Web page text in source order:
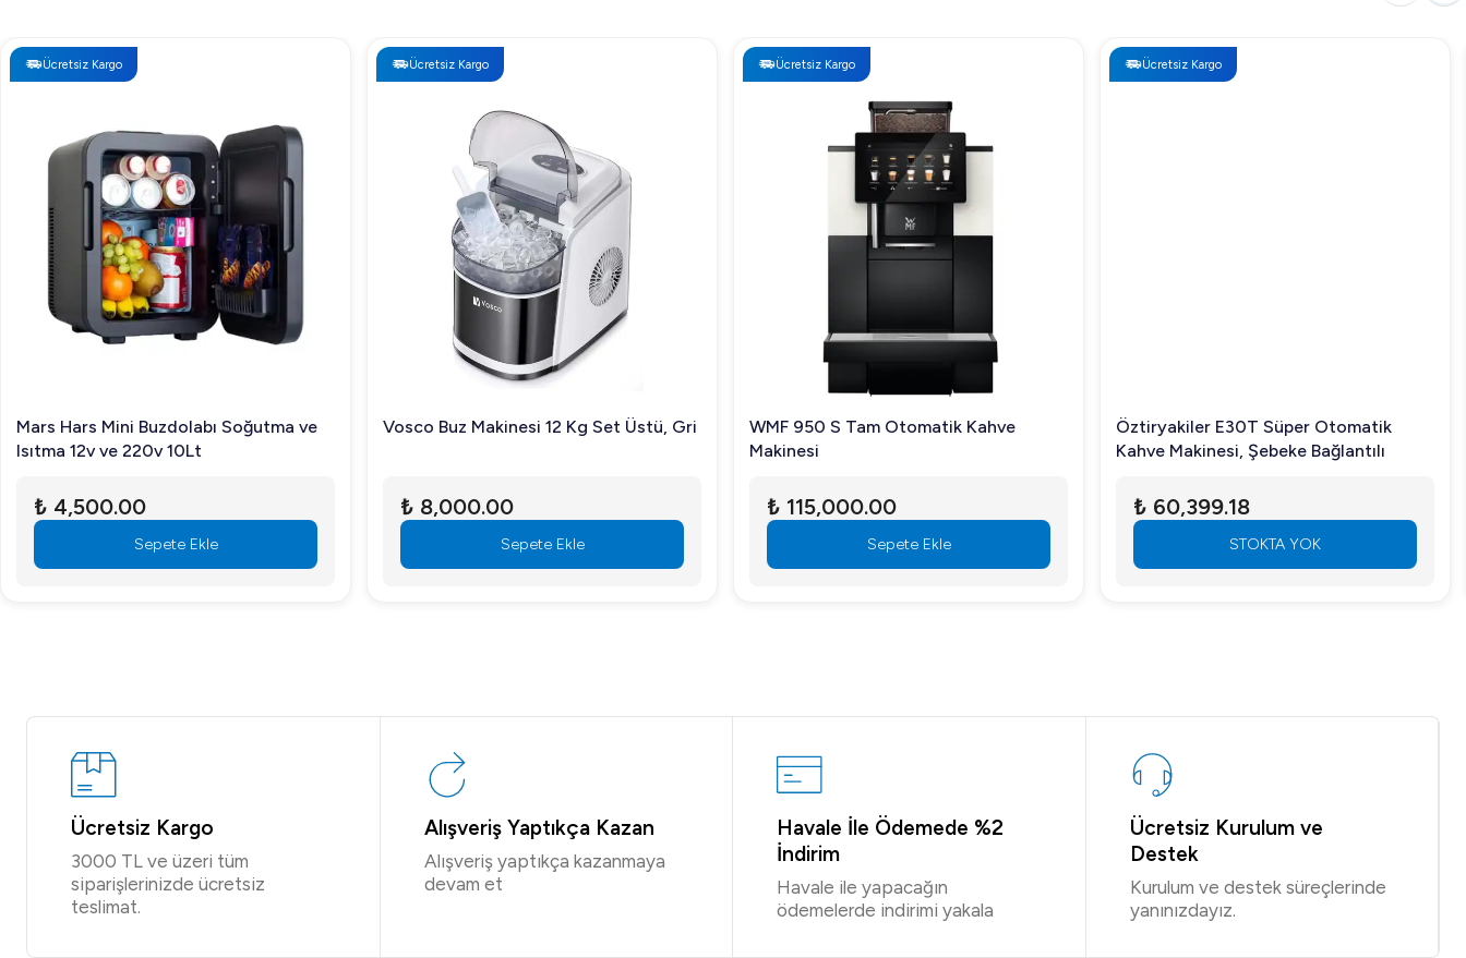
Ücretsiz Kargo
Mars Hars Mini Buzdolabı Soğutma ve
Isıtma 12v ve 220v 10Lt
₺ 4,500.00
Sepete Ekle
Ücretsiz Kargo
Vosco Buz Makinesi 12 Kg Set Üstü, Gri
₺ 8,000.00
Sepete Ekle
Ücretsiz Kargo
WMF 950 S Tam Otomatik Kahve
Makinesi
₺ 115,000.00
Sepete Ekle
Ücretsiz Kargo
Öztiryakiler E30T Süper Otomatik
Kahve Makinesi, Şebeke Bağlantılı
₺ 60,399.18
STOKTA YOK
Ücretsiz Kargo
3000 TL ve üzeri tüm
siparişlerinizde ücretsiz
teslimat.
Alışveriş Yaptıkça Kazan
Alışveriş yaptıkça kazanmaya
devam et
Havale İle Ödemede %2
İndirim
Havale ile yapacağın
ödemelerde indirimi yakala
Ücretsiz Kurulum ve
Destek
Kurulum ve destek süreçlerinde
yanınızdayız.